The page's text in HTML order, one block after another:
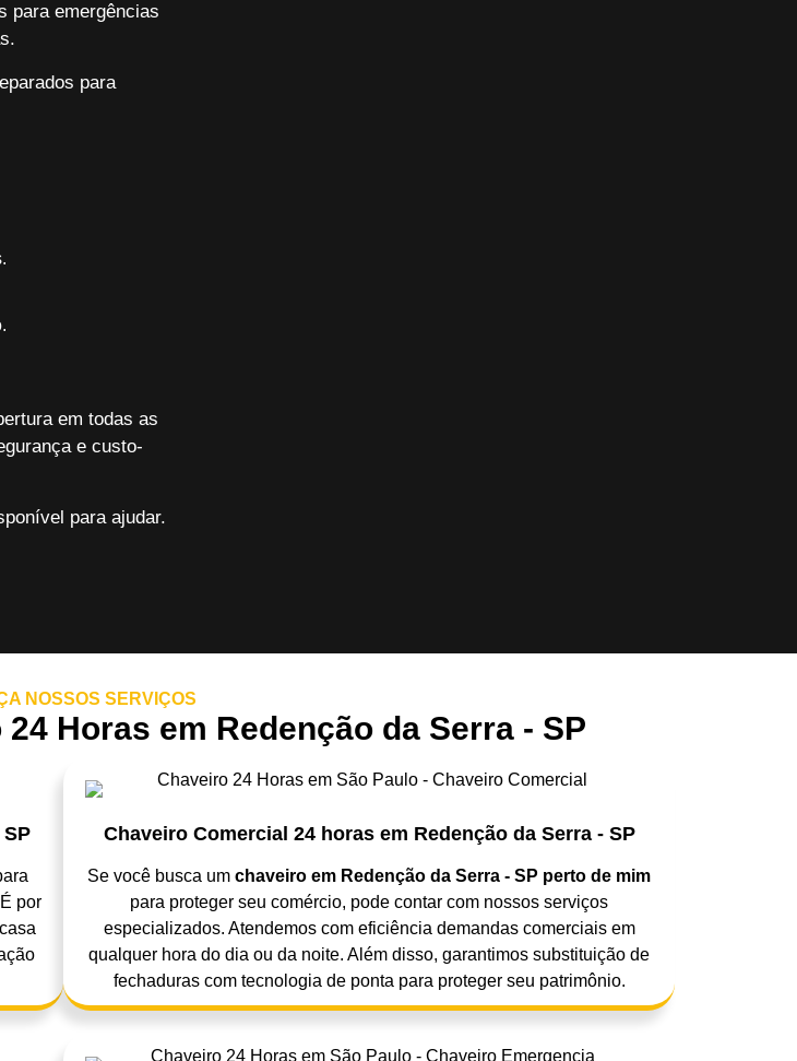
para emergências
para
em todas as
e custo-
para ajudar.
NOSSOS SERVIÇOS
Horas em Redenção da Serra - SP
por
Chaveiro Comercial 24 horas em Redenção da Serra - SP
Se você busca um chaveiro em Redenção da Serra - SP perto de mim
para proteger seu comércio, pode contar com nossos serviços
especializados. Atendemos com eficiência demandas comerciais em
qualquer hora do dia ou da noite. Além disso, garantimos substituição de
fechaduras com tecnologia de ponta para proteger seu patrimônio.